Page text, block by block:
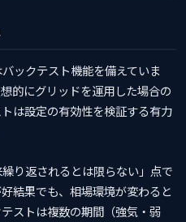
ックテスト機能を備えていま
的にグリッドを運用した場合の
は設定の有効性を検証する有力
り返されるとは限らない」点で
結果でも、相場環境が変わると
ストは複数の期間（強気・弱